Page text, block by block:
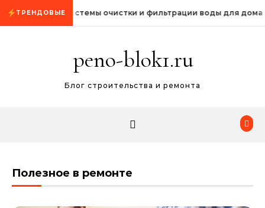
Промотать к содержимому
ТРЕНДОВЫЕСистемы очистки и фильтрации воды для дома
peno-blok1.ru
Блог строительства и ремонта
Полезное в ремонте